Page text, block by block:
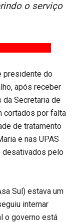
o serviço
presidente do
após receber
Secretaria de
cortados por falta
de tratamento
e nas UPAS
desativados pelo
Sul) estava um
internar
o governo está